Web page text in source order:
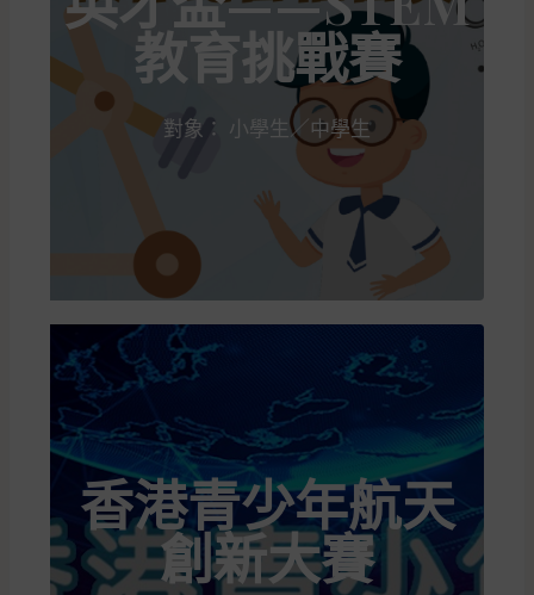
教育挑戰賽
對象： 小學生／中學生
香港青少年航天
創新大賽